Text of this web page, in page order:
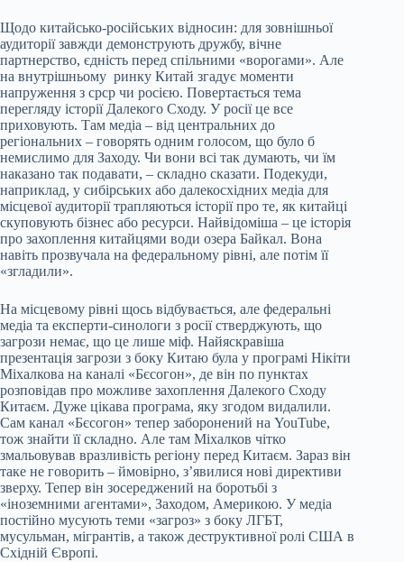
Щодо китайсько-російських відносин: для зовнішньої
аудиторії завжди демонструють дружбу, вічне
партнерство, єдність перед спільними «ворогами». Але
на внутрішньому ринку Китай згадує моменти
напруження з срср чи росією. Повертається тема
перегляду історії Далекого Сходу. У росії це все
приховують. Там медіа – від центральних до
регіональних – говорять одним голосом, що було б
немислимо для Заходу. Чи вони всі так думають, чи їм
наказано так подавати, – складно сказати. Подекуди,
наприклад, у сибірських або далекосхідних медіа для
місцевої аудиторії трапляються історії про те, як китайці
скуповують бізнес або ресурси. Найвідоміша – це історія
про захоплення китайцями води озера Байкал. Вона
навіть прозвучала на федеральному рівні, але потім її
«згладили».
На місцевому рівні щось відбувається, але федеральні
медіа та експерти-синологи з росії стверджують, що
загрози немає, що це лише міф. Найяскравіша
презентація загрози з боку Китаю була у програмі Нікіти
Міхалкова на каналі «Бєсогон», де він по пунктах
розповідав про можливе захоплення Далекого Сходу
Китаєм. Дуже цікава програма, яку згодом видалили.
Сам канал «Бєсогон» тепер заборонений на YouTube,
тож знайти її складно. Але там Міхалков чітко
змальовував вразливість регіону перед Китаєм. Зараз він
таке не говорить – ймовірно, з’явилися нові директиви
зверху. Тепер він зосереджений на боротьбі з
«іноземними агентами», Заходом, Америкою. У медіа
постійно мусують теми «загроз» з боку ЛГБТ,
мусульман, мігрантів, а також деструктивної ролі США в
Східній Європі.